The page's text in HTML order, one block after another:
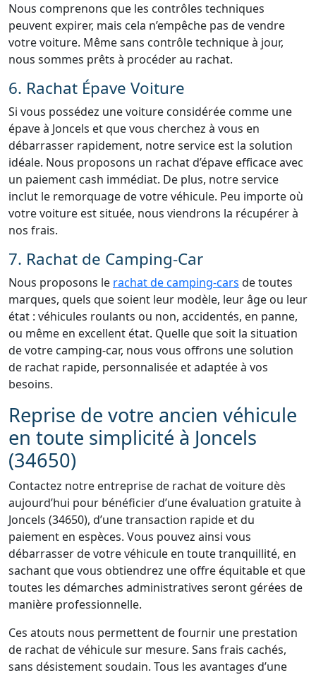
Nous comprenons que les contrôles techniques
peuvent expirer, mais cela n’empêche pas de vendre
votre voiture. Même sans contrôle technique à jour,
nous sommes prêts à procéder au rachat.
6. Rachat Épave Voiture
Si vous possédez une voiture considérée comme une
épave à Joncels et que vous cherchez à vous en
débarrasser rapidement, notre service est la solution
idéale. Nous proposons un rachat d’épave efficace avec
un paiement cash immédiat. De plus, notre service
inclut le remorquage de votre véhicule. Peu importe où
votre voiture est située, nous viendrons la récupérer à
nos frais.
7. Rachat de Camping-Car
Nous proposons le rachat de camping-cars de toutes
marques, quels que soient leur modèle, leur âge ou leur
état : véhicules roulants ou non, accidentés, en panne,
ou même en excellent état. Quelle que soit la situation
de votre camping-car, nous vous offrons une solution
de rachat rapide, personnalisée et adaptée à vos
besoins.
Reprise de votre ancien véhicule
en toute simplicité à Joncels
(34650)
Contactez notre entreprise de rachat de voiture dès
aujourd’hui pour bénéficier d’une évaluation gratuite à
Joncels (34650), d’une transaction rapide et du
paiement en espèces. Vous pouvez ainsi vous
débarrasser de votre véhicule en toute tranquillité, en
sachant que vous obtiendrez une offre équitable et que
toutes les démarches administratives seront gérées de
manière professionnelle.
Ces atouts nous permettent de fournir une prestation
de rachat de véhicule sur mesure. Sans frais cachés,
sans désistement soudain. Tous les avantages d’une